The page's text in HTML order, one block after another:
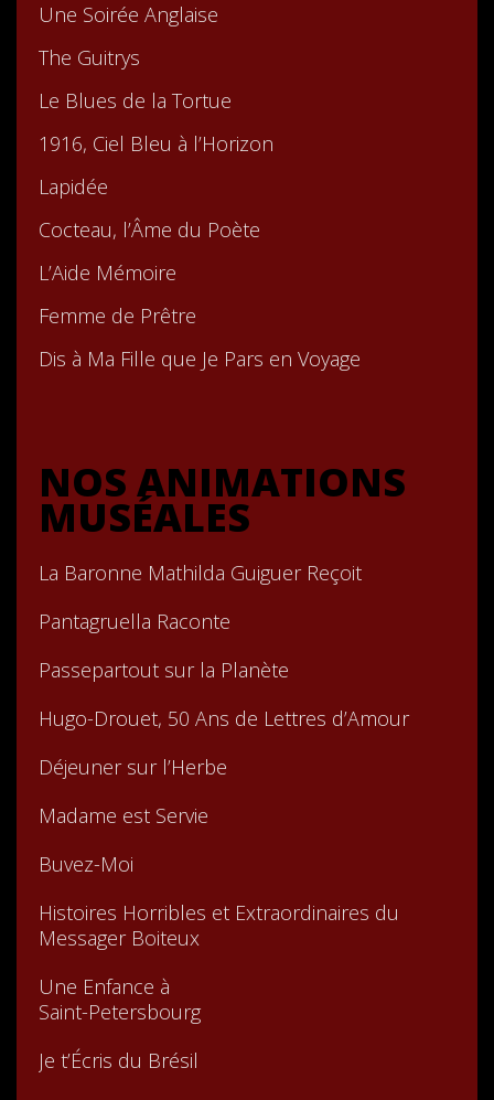
Une Soirée Anglaise
The Guitrys
Le Blues de la Tortue
1916, Ciel Bleu à l’Horizon
Lapidée
Cocteau, l’Âme du Poète
L’Aide Mémoire
Femme de Prêtre
Dis à Ma Fille que Je Pars en Voyage
NOS ANIMATIONS
MUSÉALES
La Baronne Mathilda Guiguer Reçoit
Pantagruella Raconte
Passepartout sur la Planète
Hugo-Drouet, 50 Ans de Lettres d’Amour
Déjeuner sur l’Herbe
Madame est Servie
Buvez-Moi
Histoires Horribles et Extraordinaires du
Messager Boiteux
Une Enfance à
Saint-Petersbourg
Je t’Écris du Brésil